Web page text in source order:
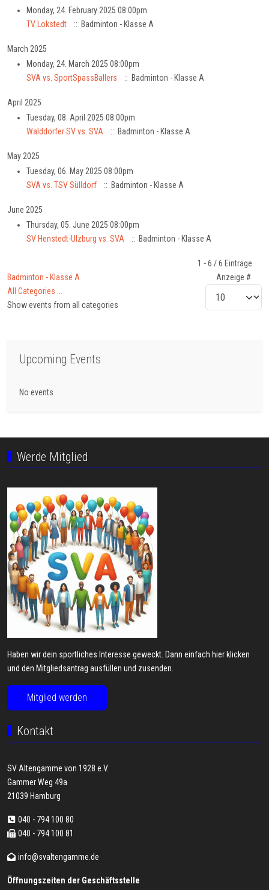
Monday, 24. February 2025 08:00pm
TV Lokstedt
:: Badminton - Klasse A
March 2025
Monday, 24. March 2025 08:00pm
SVA vs. SportSpassBallers
:: Badminton - Klasse A
April 2025
Tuesday, 08. April 2025 08:00pm
Walddörfer SV vs. SVA
:: Badminton - Klasse A
May 2025
Tuesday, 06. May 2025 08:00pm
SVA vs. TSV Sülldorf
:: Badminton - Klasse A
June 2025
Thursday, 05. June 2025 08:00pm
SV Henstedt-Ulzburg vs. SVA
:: Badminton - Klasse A
1 - 6 / 6 Einträge
Anzeige #
Badminton - Klasse A
All Categories ...
Show events from all categories
Upcoming Events
No events
Werde Mitglied
Haben wir dein sportliches Interesse geweckt. Dann einfach hier klicken
und den Mitgliedsantrag ausfüllen und zusenden.
Mitglied werden
Kontakt
SV Altengamme von 1928 e.V.
Gammer Weg 49a
21039 Hamburg
040 - 794 100 80
040 - 794 100 81
info@svaltengamme.de
Öffnungszeiten der Geschäftsstelle